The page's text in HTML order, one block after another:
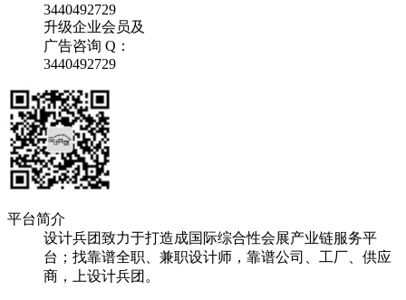
3440492729
升级企业会员及
广告咨询 Q：
3440492729
平台简介
设计兵团致力于打造成国际综合性会展产业链服务平
台；找靠谱全职、兼职设计师，靠谱公司、工厂、供应
商，上设计兵团。